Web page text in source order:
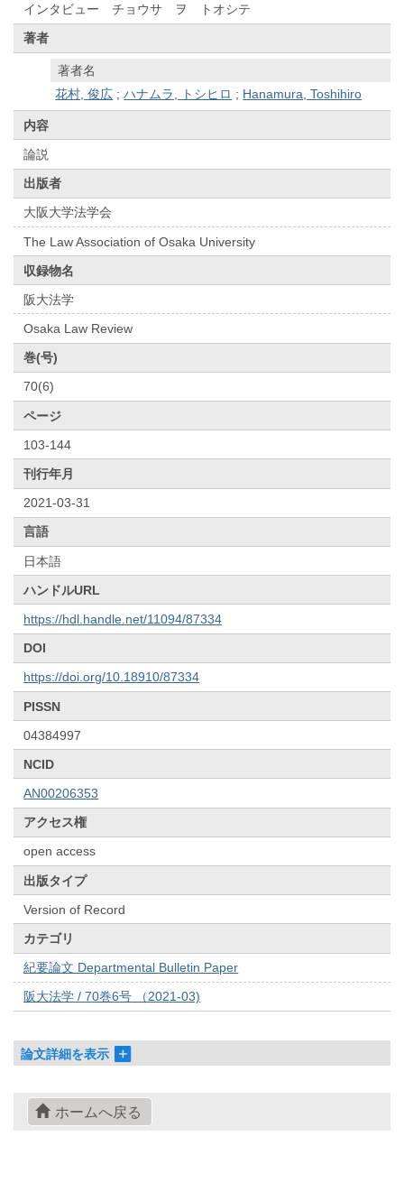
インタビュー チョウサ ヲ トオシテ
著者
著者名
花村, 俊広 ;ハナムラ, トシヒロ ; Hanamura, Toshihiro
内容
論説
出版者
大阪大学法学会
The Law Association of Osaka University
収録物名
阪大法学
Osaka Law Review
巻(号)
70(6)
ページ
103-144
刊行年月
2021-03-31
言語
日本語
ハンドルURL
https://hdl.handle.net/11094/87334
DOI
https://doi.org/10.18910/87334
PISSN
04384997
NCID
AN00206353
アクセス権
open access
出版タイプ
Version of Record
カテゴリ
紀要論文 Departmental Bulletin Paper
阪大法学 / 70巻6号 （2021-03)
論文詳細を表示
ホームへ戻る